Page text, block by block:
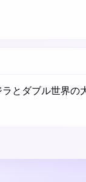
とダブル世界の